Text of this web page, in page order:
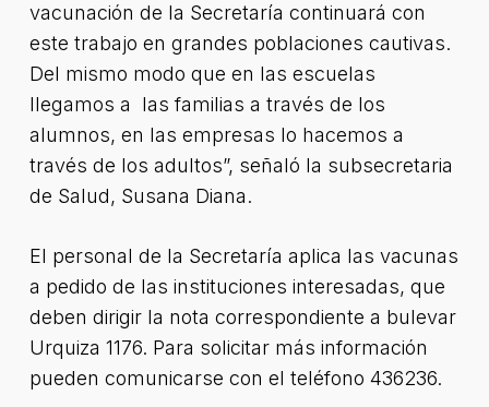
vacunación de la Secretaría continuará con
este trabajo en grandes poblaciones cautivas.
Del mismo modo que en las escuelas
llegamos a las familias a través de los
alumnos, en las empresas lo hacemos a
través de los adultos”, señaló la subsecretaria
de Salud, Susana Diana.
El personal de la Secretaría aplica las vacunas
a pedido de las instituciones interesadas, que
deben dirigir la nota correspondiente a bulevar
Urquiza 1176. Para solicitar más información
pueden comunicarse con el teléfono 436236.